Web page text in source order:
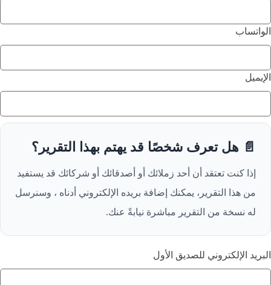
الواتساب
الإيميل
📄 هل تعرف شخصًا قد يهتم بهذا التقرير؟
إذا كنت تعتقد أن أحد زملائك أو أصدقائك أو شركائك قد يستفيد
من هذا التقرير، يمكنك إضافة بريده الإلكتروني أدناه ، وسنرسل
له نسخة من التقرير مباشرة نيابةً عنك.
البريد الإلكتروني للصديق الأول